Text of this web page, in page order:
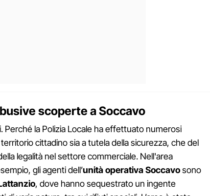
scoperte a Soccavo
Perché la Polizia Locale ha effettuato numerosi
cittadino sia a tutela della sicurezza, che del
legalità nel settore commerciale. Nell'area
gli agenti dell’unità operativa Soccavosono
, dove hanno sequestrato un ingente